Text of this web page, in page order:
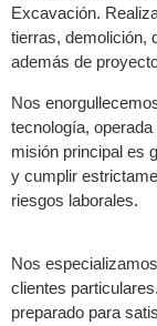
Excavación.
tierras, demolición,
además de
Nos
tecnología,
misión principal es
y cumplir
riesgos laborales.
Nos
clientes
preparado para